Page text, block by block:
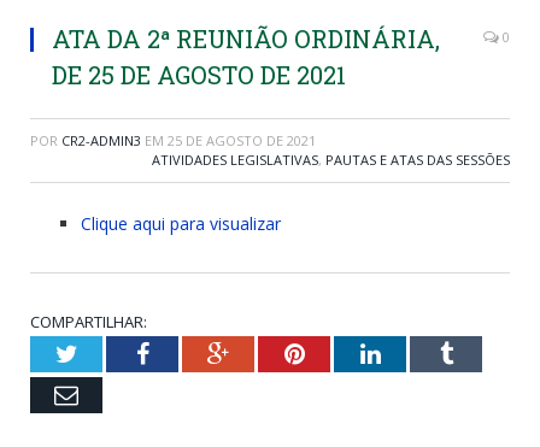
ATA DA 2ª REUNIÃO ORDINÁRIA,
DE 25 DE AGOSTO DE 2021
0
POR CR2-ADMIN3 EM 25 DE AGOSTO DE 2021
ATIVIDADES LEGISLATIVAS, PAUTAS E ATAS DAS SESSÕES
Clique aqui para visualizar
COMPARTILHAR:
TwitterFacebookGoogle+PinterestLinkedInTumblr
Email